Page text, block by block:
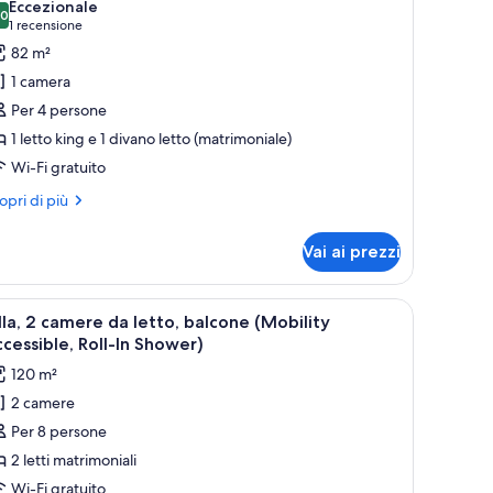
su 10
Eccezionale
1 recensione
(1
recensione)
82 m²
1 camera
Per 4 persone
1 letto king e 1 divano letto (matrimoniale)
Wi-Fi gratuito
di più
Vai ai prezzi
finestra con tende.
una scrivania con una sedia, una televisione, un balcone con vista e una
Camera d'albergo con un letto grande, una
11
2 camere da letto, balcone (Mobility
Roll-In Shower)
120 m²
2 camere
Per 8 persone
2 letti matrimoniali
Wi-Fi gratuito